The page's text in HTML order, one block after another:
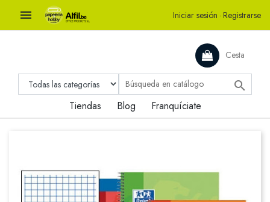
 Iniciar sesión · Registrarse
Cesta

Tiendas Blog Franquíciate